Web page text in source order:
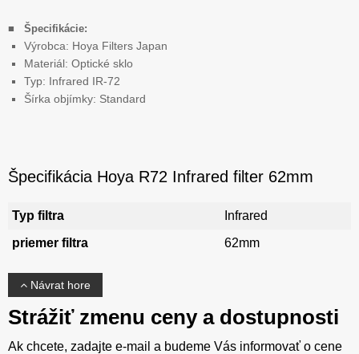
■ Špecifikácie:
Výrobca: Hoya Filters Japan
Materiál: Optické sklo
Typ: Infrared IR-72
Šírka objímky: Standard
Špecifikácia Hoya R72 Infrared filter 62mm
Typ filtra
Infrared
priemer filtra
62mm
Návrat hore
Strážiť zmenu ceny a dostupnosti
Ak chcete, zadajte e-mail a budeme Vás informovať o cene